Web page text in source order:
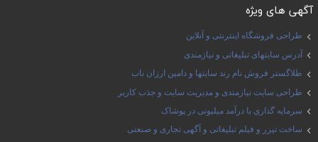
آگهی های ویژه
طراحی فروشگاه اینترنتی و آنلاین
آدرس سایتهای تبلیغاتی و نیازمندی
طلاگستر فروش نام رند سایتها و دامین ارزان ناب
طراحی سایت نیازمندی و مدیریت سایت و جذب کاربر
سرمایه گذاری با درآمد میلیونی در پوشاک
ساخت تیزر و فیلم تبلیغاتی و آگهی تجاری و صنعتی